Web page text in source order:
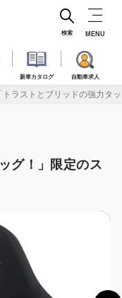
新車カタログ 自動車求人
検索 MENU
「トラストとブリッドの強力タ
グ！」限定のス